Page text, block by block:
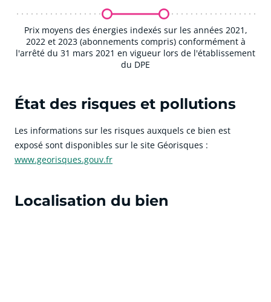
Prix moyens des énergies indexés sur les années 2021,
2022 et 2023 (abonnements compris) conformément à
l'arrêté du 31 mars 2021 en vigueur lors de l'établissement
du DPE
État des risques et pollutions
Les informations sur les risques auxquels ce bien est
exposé sont disponibles sur le site Géorisques :
www.georisques.gouv.fr
Localisation du bien